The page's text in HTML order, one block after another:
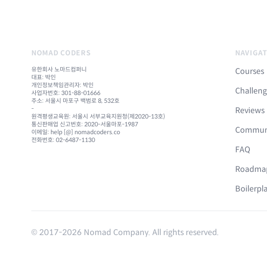
NOMAD CODERS
유한회사 노마드컴퍼니
대표: 박인
개인정보책임관리자: 박인
사업자번호: 301-88-01666
주소: 서울시 마포구 백범로 8, 532호
-
원격평생교육원: 서울시 서부교육지원청(제2020-13호)
통신판매업 신고번호: 2020-서울마포-1987
이메일: help [@] nomadcoders.co
전화번호: 02-6487-1130
Courses
Reviews
FAQ
© 2017-2026 Nomad Company. All rights reserved.